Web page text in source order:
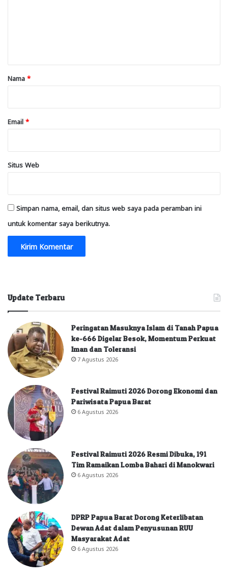
rNama *
Email *
Situs Web
Simpan nama, email, dan situs web saya pada peramban ini
untuk komentar saya berikutnya.
Update Terbaru
Peringatan Masuknya Islam di Tanah Papua
ke-666 Digelar Besok, Momentum Perkuat
Iman dan Toleransi
7 Agustus 2026
Festival Raimuti 2026 Dorong Ekonomi dan
Pariwisata Papua Barat
6 Agustus 2026
Festival Raimuti 2026 Resmi Dibuka, 191
Tim Ramaikan Lomba Bahari di Manokwari
6 Agustus 2026
DPRP Papua Barat Dorong Keterlibatan
Dewan Adat dalam Penyusunan RUU
Masyarakat Adat
6 Agustus 2026